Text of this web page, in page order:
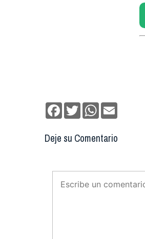
Facebook
TwitterWhatsApp
Deje su Comentario